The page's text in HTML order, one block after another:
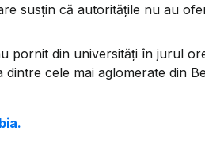
susțin că autoritățile nu au
pornit din universități în jurul
cele mai aglomerate din